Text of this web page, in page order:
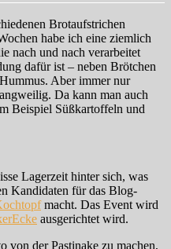
Brotaufstrichen
habe ich eine ziemlich
nach und nach verarbeitet
dafür ist – neben Brötchen
Aber immer nur
Da kann man auch
Beispiel Süßkartoffeln und
Lagerzeit hinter sich, was
Kandidaten für das Blog-
macht. Das Event wird
ausgerichtet wird.
von der Pastinake zu machen,